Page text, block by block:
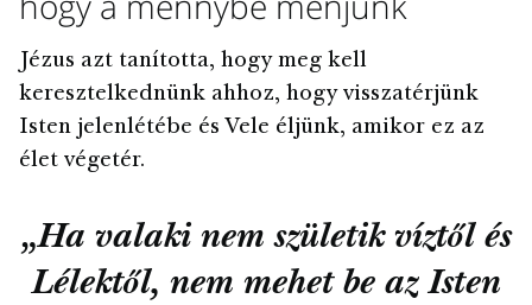
Jézus azt tanította, hogy meg kell
keresztelkednünk ahhoz, hogy visszatérjünk
Isten jelenlétébe és Vele éljünk, amikor ez az
élet végetér.
„Ha valaki nem születik víztől és
Lélektől, nem mehet be az Isten